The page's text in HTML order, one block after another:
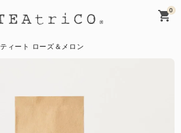
0
shopping_cart
ティート ローズ＆メロン